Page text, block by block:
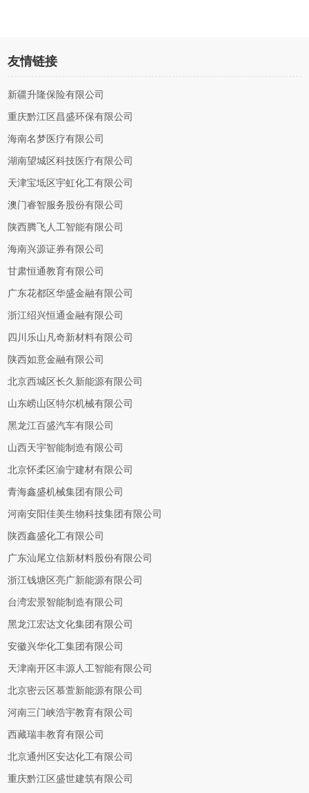
友情链接
新疆升隆保险有限公司
重庆黔江区昌盛环保有限公司
海南名梦医疗有限公司
湖南望城区科技医疗有限公司
天津宝坻区宇虹化工有限公司
澳门睿智服务股份有限公司
陕西腾飞人工智能有限公司
海南兴源证券有限公司
甘肃恒通教育有限公司
广东花都区华盛金融有限公司
浙江绍兴恒通金融有限公司
四川乐山凡奇新材料有限公司
陕西如意金融有限公司
北京西城区长久新能源有限公司
山东崂山区特尔机械有限公司
黑龙江百盛汽车有限公司
山西天宇智能制造有限公司
北京怀柔区渝宁建材有限公司
青海鑫盛机械集团有限公司
河南安阳佳美生物科技集团有限公司
陕西鑫盛化工有限公司
广东汕尾立信新材料股份有限公司
浙江钱塘区亮广新能源有限公司
台湾宏景智能制造有限公司
黑龙江宏达文化集团有限公司
安徽兴华化工集团有限公司
天津南开区丰源人工智能有限公司
北京密云区慕萱新能源有限公司
河南三门峡浩宇教育有限公司
西藏瑞丰教育有限公司
北京通州区安达化工有限公司
重庆黔江区盛世建筑有限公司